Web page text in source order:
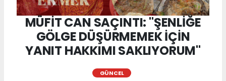
MÜFİT CAN SAÇINTI: "ŞENLİĞE
GÖLGE DÜŞÜRMEMEK İÇİN
YANIT HAKKIMI SAKLIYORUM"
GÜNCEL